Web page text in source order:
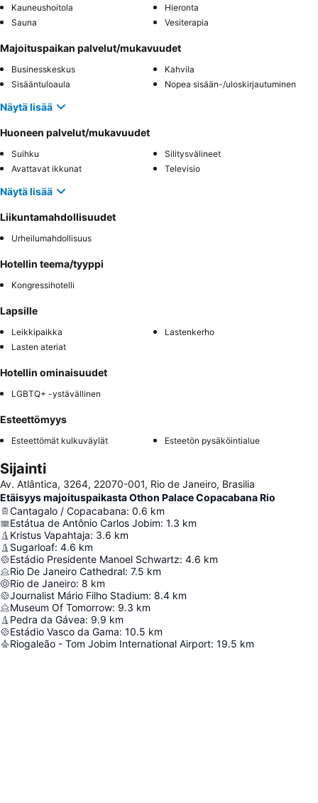
Kauneushoitola
Hieronta
Sauna
Vesiterapia
Majoituspaikan palvelut/mukavuudet
Businesskeskus
Kahvila
Sisääntuloaula
Nopea sisään-/uloskirjautuminen
Näytä lisää
Huoneen palvelut/mukavuudet
Suihku
Silitysvälineet
Avattavat ikkunat
Televisio
Näytä lisää
Liikuntamahdollisuudet
Urheilumahdollisuus
Hotellin teema/tyyppi
Kongressihotelli
Lapsille
Leikkipaikka
Lastenkerho
Lasten ateriat
Hotellin ominaisuudet
LGBTQ+ -ystävällinen
Esteettömyys
Esteettömät kulkuväylät Esteetön pysäköintialue
Sijainti
Av. Atlântica, 3264, 22070-001, Rio de Janeiro, Brasilia
Etäisyys majoituspaikasta Othon Palace Copacabana Rio
Cantagalo / Copacabana: 0.6 km
Estátua de Antônio Carlos Jobim: 1.3 km
Kristus Vapahtaja: 3.6 km
Sugarloaf: 4.6 km
Estádio Presidente Manoel Schwartz: 4.6 km
Rio De Janeiro Cathedral: 7.5 km
Rio de Janeiro: 8 km
Journalist Mário Filho Stadium: 8.4 km
Museum Of Tomorrow: 9.3 km
Pedra da Gávea: 9.9 km
Estádio Vasco da Gama: 10.5 km
Riogaleão - Tom Jobim International Airport: 19.5 km